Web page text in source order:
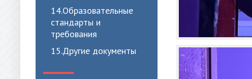
14.Образовательные
стандарты и
требования
15.Другие документы